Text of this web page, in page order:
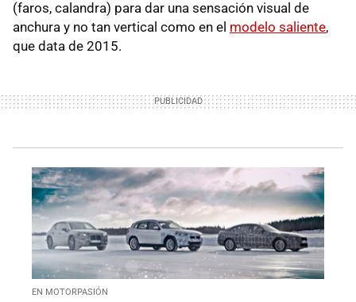
(faros, calandra) para dar una sensación visual de
anchura y no tan vertical como en el modelo saliente,
que data de 2015.
EN MOTORPASIÓN